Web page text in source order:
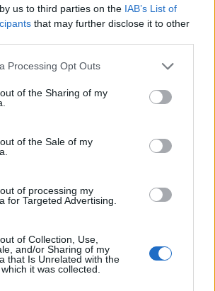
us to third parties on the IAB’s List of
that may further disclose it to other
Processing Opt Outs
of the Sharing of my
of the Sale of my
of processing my
for Targeted Advertising.
of Collection, Use,
and/or Sharing of my
that Is Unrelated with the
it was collected.
- rendelkezik az országgyűlési
juttatások, támogatás, valamint az
járó költségvetési
Jelentős mértékben
képviselők...
a portfolio.hu hírarchívumához
kötött.
tartalmazza: